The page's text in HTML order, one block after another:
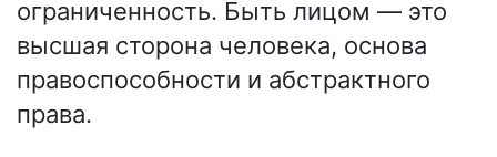
ограниченность. Быть лицом — это
высшая сторона человека, основа
правоспособности и абстрактного
права.